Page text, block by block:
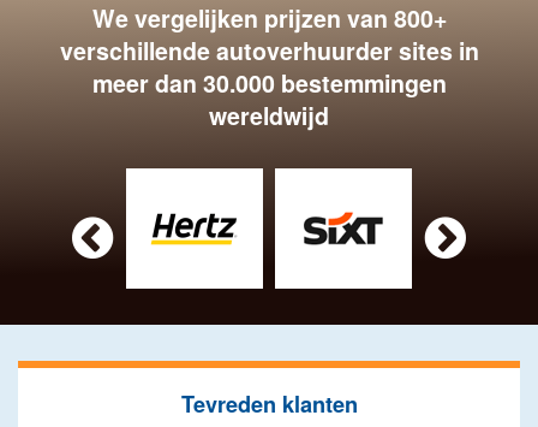
We vergelijken prijzen van 800+
verschillende autoverhuurder sites in
meer dan 30.000 bestemmingen
wereldwijd
 
Tevreden klanten